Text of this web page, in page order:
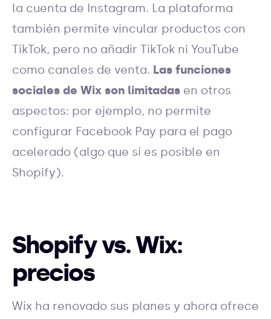
la cuenta de Instagram. La plataforma
también permite vincular productos con
TikTok, pero no añadir TikTok ni YouTube
como canales de venta. Las funciones
sociales de Wix son limitadas en otros
aspectos: por ejemplo, no permite
configurar Facebook Pay para el pago
acelerado (algo que sí es posible en
Shopify).
Shopify vs. Wix:
precios
Wix ha renovado sus planes y ahora ofrece